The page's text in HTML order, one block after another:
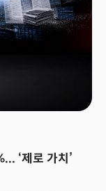
‘제로 가치’